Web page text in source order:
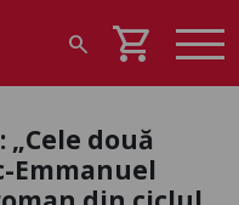
search shopping_cart
două
Emmanuel